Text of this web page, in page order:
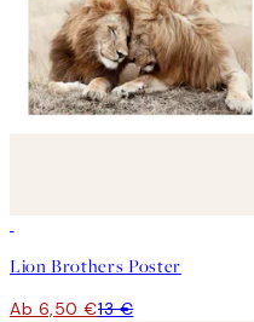
Lion Brothers Poster
Ab 6,50 €13 €